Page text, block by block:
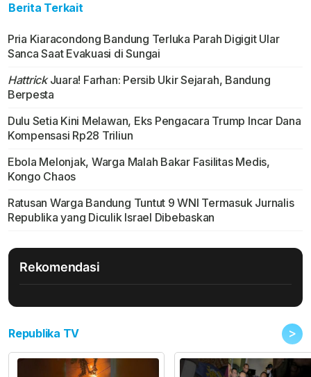
Berita Terkait
Pria Kiaracondong Bandung Terluka Parah Digigit Ular
Sanca Saat Evakuasi di Sungai
HattrickJuara! Farhan: Persib Ukir Sejarah, Bandung
Berpesta
Dulu Setia Kini Melawan, Eks Pengacara Trump Incar Dana
Kompensasi Rp28 Triliun
Ebola Melonjak, Warga Malah Bakar Fasilitas Medis,
Kongo Chaos
Ratusan Warga Bandung Tuntut 9 WNI Termasuk Jurnalis
Republika yang Diculik Israel Dibebaskan
Rekomendasi
Republika TV >